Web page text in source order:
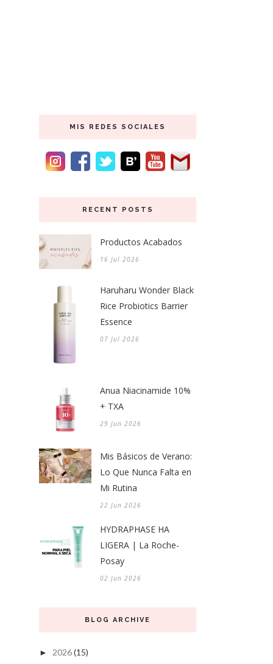
MIS REDES SOCIALES
RECENT POSTS
Productos Acabados
16 Jul 2026
Haruharu Wonder Black
Rice Probiotics Barrier
Essence
07 Jul 2026
Anua Niacinamide 10%
+ TXA
29 Jun 2026
Mis Básicos de Verano:
Lo Que Nunca Falta en
Mi Rutina
22 Jun 2026
HYDRAPHASE HA
LIGERA | La Roche-
Posay
02 Jun 2026
BLOG ARCHIVE
► 2026(15)